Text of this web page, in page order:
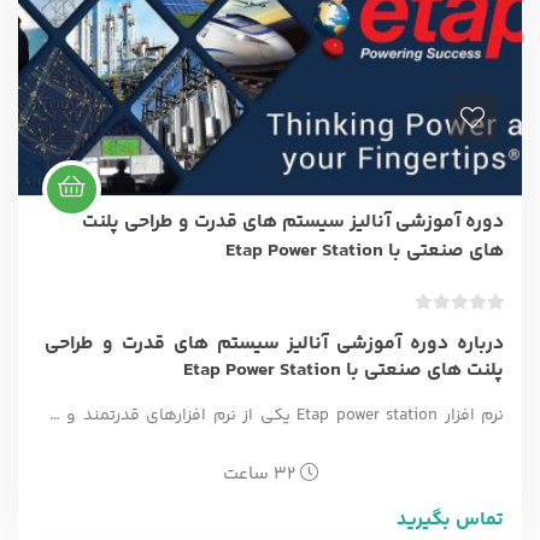
دوره آموزشی آنالیز سیستم های قدرت و طراحی پلنت
های صنعتی با Etap Power Station
د
و
ا
ا
درباره دوره آموزشی آنالیز سیستم های قدرت و طراحی
پلنت های صنعتی با Etap Power Station
نرم افزار Etap power station یکی از نرم افزارهای قدرتمند و در
این نرم افزار این امکان را در اختیار شما قرار می دهد تا بتوانید به
صورت تخصصی کلیه سیستم های قدرت مورد نیاز در یک پلنت
32 ساعت
تماس بگیرید